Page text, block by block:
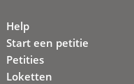
Help
Start een petitie
Petities
Loketten